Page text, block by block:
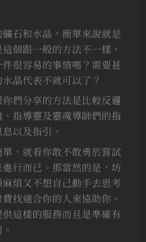
石和水晶，簡單來說就是
個跟一般的方法不一樣，
很容易的事情嗎？需要甚
晶代表不就可以了？⠀
們分享的方法是比較反邏
指導靈及靈魂導師們的指
以及指引。
，就看你敢不敢勇於嘗試
行而已。那當然的是，坊
煩又不想自己動手去思考
找適合你的人來協助你。
這樣的服務而且是準確有